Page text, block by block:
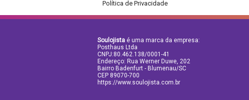
Política de Privacidade
Soulojista é uma marca da empresa:
Posthaus Ltda
CNPJ:80.462.138/0001-41
Endereço: Rua Werner Duwe, 202
Bairro Badenfurt - Blumenau/SC
CEP 89070-700
https://www.soulojista.com.br